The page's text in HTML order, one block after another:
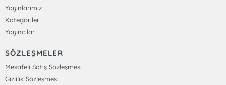
Yayınlarımız
Kategoriler
Yayıncılar
SÖZLEŞMELER
Mesafeli Satış Sözleşmesi
Gizlilik Sözleşmesi